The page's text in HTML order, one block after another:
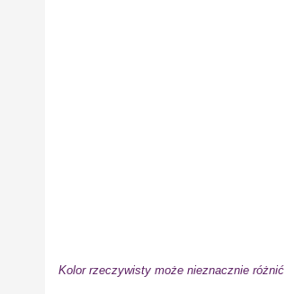
Kolor rzeczywisty może nieznacznie